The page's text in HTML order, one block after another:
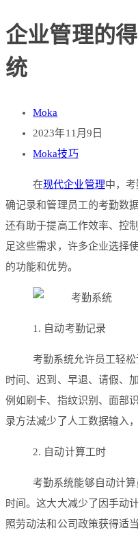
企业管理的
统
Moka
2023年11月9日
Moka技巧
在现代企业管理中，
确记录和管理员工的考勤数
还有助于提高工作效率、控
足这些需求，许多企业选择
的功能和优势。
1. 自动考勤记录
考勤系统允许员工轻
时间、迟到、早退、请假、
例如刷卡、指纹识别、面部
录方法减少了人工数据输入
2. 自动计算工时
考勤系统能够自动计
时间。这大大减少了因手动
照劳动法和公司政策获得适